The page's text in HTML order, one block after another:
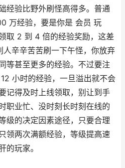
经验比野外刷怪高得多。普通
万经验，要是你是 会员 玩
取 2 到 4 倍的经验奖励，这差
辛辛苦苦刷一下午怪，你放弃
等甚至更多的经验。不过要注
小时的经验，一旦溢出就不会
记得及时上线领取，别让到手
职业忙、没时刻长时刻在线的
级的决定因素途径，只要合理
领两次满额经验，等级提高速
的玩家。